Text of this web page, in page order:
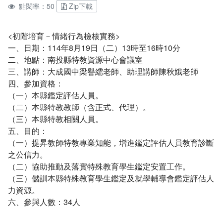
點閱率：50 Zip下載
<初階培育－情緒行為檢核實務>
一、日期：114年8月19日（二）13時至16時10分
二、地點：南投縣特教資源中心會議室
三、講師：大成國中梁譽繻老師、助理講師陳秋娥老師
四、參加資格：
（一）本縣鑑定評估人員。
（二）本縣特教教師（含正式、代理）。
（三）本縣特教相關人員。
五、目的：
（一）提昇教師特教專業知能，增進鑑定評估人員教育診斷
之公信力。
（二）協助推動及落實特殊教育學生鑑定安置工作。
（三）儲訓本縣特殊教育學生鑑定及就學輔導會鑑定評估人
力資源。
六、參與人數：34人